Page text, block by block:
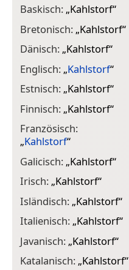
Baskisch: „Kahlstorf“
Bretonisch: „Kahlstorf“
Dänisch: „Kahlstorf“
Englisch: „Kahlstorf“
Estnisch: „Kahlstorf“
Finnisch: „Kahlstorf“
Französisch:
„Kahlstorf“
Galicisch: „Kahlstorf“
Irisch: „Kahlstorf“
Isländisch: „Kahlstorf“
Italienisch: „Kahlstorf“
Javanisch: „Kahlstorf“
Katalanisch: „Kahlstorf“